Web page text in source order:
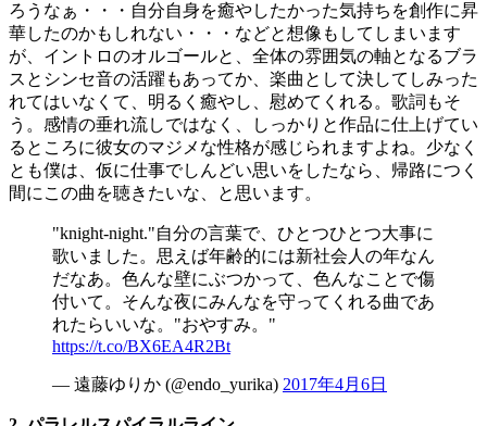
ろうなぁ・・・自分自身を癒やしたかった気持ちを創作に昇
華したのかもしれない・・・などと想像もしてしまいます
が、イントロのオルゴールと、全体の雰囲気の軸となるブラ
スとシンセ音の活躍もあってか、楽曲として決してしみった
れてはいなくて、明るく癒やし、慰めてくれる。歌詞もそ
う。感情の垂れ流しではなく、しっかりと作品に仕上げてい
るところに彼女のマジメな性格が感じられますよね。少なく
とも僕は、仮に仕事でしんどい思いをしたなら、帰路につく
間にこの曲を聴きたいな、と思います。
"knight-night."自分の言葉で、ひとつひとつ大事に
歌いました。思えば年齢的には新社会人の年なん
だなあ。色んな壁にぶつかって、色んなことで傷
付いて。そんな夜にみんなを守ってくれる曲であ
れたらいいな。"おやすみ。"
https://t.co/BX6EA4R2Bt
— 遠藤ゆりか (@endo_yurika) 2017年4月6日